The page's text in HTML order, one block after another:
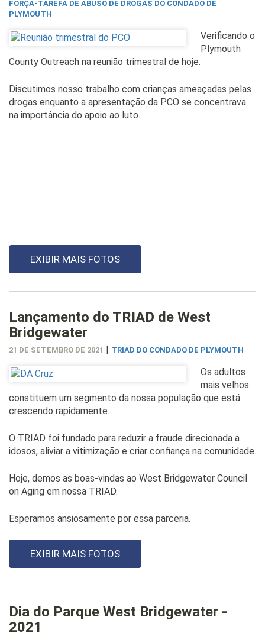
FORÇA-TAREFA DE ABUSO DE DROGAS DO CONDADO DE
PLYMOUTH
Verificando o
Plymouth
County Outreach na reunião trimestral de hoje.
Discutimos nosso trabalho com crianças ameaçadas pelas
drogas enquanto a apresentação da PCO se concentrava
na importância do apoio ao luto.
EXIBIR MAIS FOTOS
Lançamento do TRIAD de West
Bridgewater
21 DE SETEMBRO DE 2021 | TRIAD DO CONDADO DE PLYMOUTH
Os adultos
mais velhos
constituem um segmento da nossa população que está
crescendo rapidamente.
O TRIAD foi fundado para reduzir a fraude direcionada a
idosos, aliviar a vitimização e criar confiança na comunidade.
Hoje, demos as boas-vindas ao West Bridgewater Council
on Aging em nossa TRIAD.
Esperamos ansiosamente por essa parceria.
EXIBIR MAIS FOTOS
Dia do Parque West Bridgewater -
2021